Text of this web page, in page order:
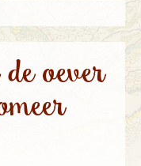
oever